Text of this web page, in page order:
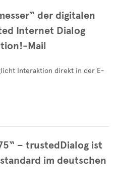
der digitalen
Internet Dialog
Mail
Interaktion direkt in der E-
– trustedDialog ist
im deutschen